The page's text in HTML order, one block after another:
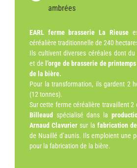
ambrées
EARL ferme brasserie La Rieuse
céréalière traditionnelle de 240
Ils cultivent diverses céréales dont
et de l’orge de brasserie de
de la bière.
Pour la transformation, ils gardent 2
(12 tonnes).
Sur cette ferme céréalière travaillent 2
Billeaud spécialisé dans la
Arnaud Clavurier sur la fabrication
de Nuaillé d’aunis. Ils emploient une
pour la fabrication de la bière.